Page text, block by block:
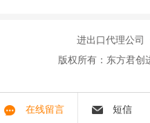
进出口代理公司
版权所有：东方君创
在线留言 短信